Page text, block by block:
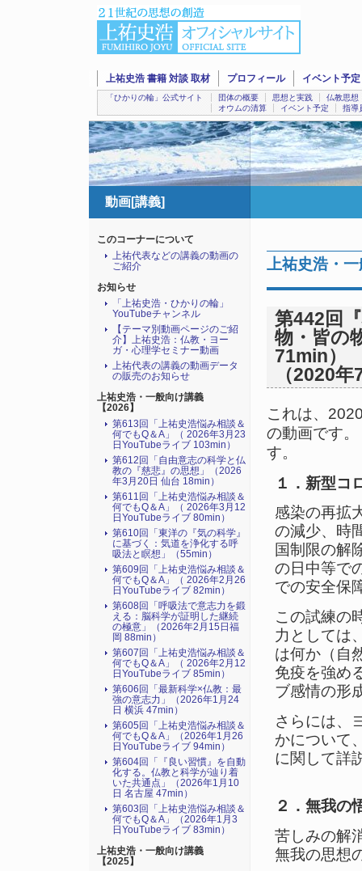
上祐史浩 書籍 対談 取材 プロフィール イベント予定
「ひかりの輪」公式サイト 団体の概要 思想と実践
仏教思想
オウムの清算
イベント予定 指導
動画[講義]
上祐史浩・
第442回
物・皆の
71min）
（2020
これは、
の動画です
す。
１．新型コ
感染の再拡
の減少、時
国制限の解
の日中等で
での安全保
この試練の
力としては
は何か（自
免疫を強め
ブ感情の形
さらには、
かについて
に関して詳
２．無我の
苦しみの解
無我の思想
このコーナーについて
上祐代表などの講義の動画の
ご紹介
お知らせ
「上祐史浩・ひかりの輪」
YouTubeチャンネル
【テーマ別動画ページのご紹
介】上祐史浩：仏教・ヨー
ガ・心理学セミナー動画
上祐代表の講義の動画データ
の販売のお知らせ
上祐史浩・一般向け講義
【2026】
第613回「上祐史浩悩み相談＆
何でもQ＆A」（ 2026年3月23
日YouTubeライブ 103min）
第612回「自由意志の科学と仏
教の『慈悲』の思想」（2026
年3月20日 仙台 18min）
第611回「上祐史浩悩み相談＆
何でもQ＆A」（ 2026年3月12
日YouTubeライブ 80min）
第610回「東洋の『気の科学』
に基づく：気道を浄化する呼
吸法と瞑想」（55min）
第609回「上祐史浩悩み相談＆
何でもQ＆A」（ 2026年2月26
日YouTubeライブ 82min）
第608回「呼吸法で意志力を鍛
える：脳科学が証明した継続
の極意」（2026年2月15日福
岡 88min）
第607回「上祐史浩悩み相談＆
何でもQ＆A」（ 2026年2月12
日YouTubeライブ 85min）
第606回「最新科学×仏教：最
強の意志力」（2026年1月24
日 横浜 47min）
第605回「上祐史浩悩み相談＆
何でもQ＆A」（2026年1月26
日YouTubeライブ 94min）
第604回「『良い習慣』を自動
化する。仏教と科学が辿り着
いた共通点」（2026年1月10
日 名古屋 47min）
第603回「上祐史浩悩み相談＆
何でもQ＆A」（2026年1月3
日YouTubeライブ 83min）
上祐史浩・一般向け講義
【2025】